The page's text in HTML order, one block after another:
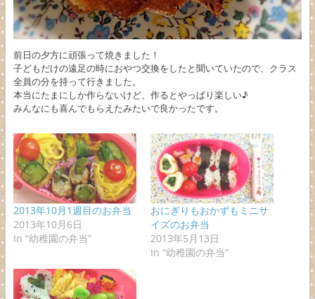
前日の夕方に頑張って焼きました！
子どもだけの遠足の時におやつ交換をしたと聞いていたので、クラス
全員の分を持って行きました。
本当にたまにしか作らないけど、作るとやっぱり楽しい♪
みんなにも喜んでもらえたみたいで良かったです。
2013年10月1週目のお弁当
2013年10月6日
In “幼稚園の弁当”
おにぎりもおかずもミニサ
イズのお弁当
2013年5月13日
In “幼稚園の弁当”